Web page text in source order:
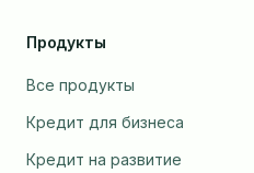
Продукты
Все продукты
Кредит для бизнеса
Кредит на развитие